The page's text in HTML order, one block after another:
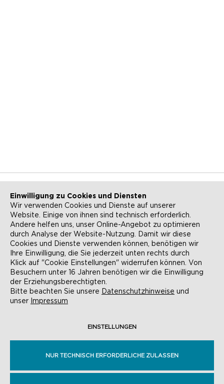
NEWSLETTER KONTAKT
ANFAHRT BARRIEREFREIHEIT
SUCHE AGB
DATENSCHUTZ
COOKIE-EINSTELLUNGEN
© EVANGELISCHE AKADEMIE FRANKFURT,
Einwilligung zu Cookies und Diensten
Wir verwenden Cookies und Dienste auf unserer
Website. Einige von ihnen sind technisch erforderlich.
Andere helfen uns, unser Online-Angebot zu optimieren
durch Analyse der Website-Nutzung. Damit wir diese
Cookies und Dienste verwenden können, benötigen wir
Ihre Einwilligung, die Sie jederzeit unten rechts durch
Klick auf "Cookie Einstellungen" widerrufen können. Von
Besuchern unter 16 Jahren benötigen wir die Einwilligung
der Erziehungsberechtigten.
Bitte beachten Sie unsere Datenschutzhinweise und
unser Impressum
EINSTELLUNGEN
NUR TECHNISCH ERFORDERLICHE ZULASSEN